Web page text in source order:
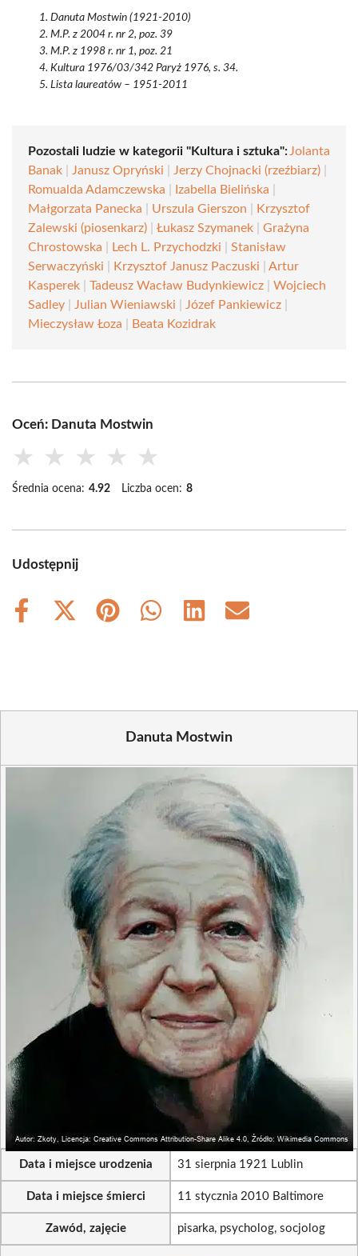
Danuta Mostwin (1921-2010)
M.P. z 2004 r. nr 2, poz. 39
M.P. z 1998 r. nr 1, poz. 21
Kultura 1976/03/342 Paryż 1976, s. 34.
Lista laureatów – 1951-2011
Pozostali ludzie w kategorii "Kultura i sztuka": Jolanta
Banak
Janusz Opryński Jerzy Chojnacki (rzeźbiarz)
Romualda Adamczewska
Izabella Bielińska
Małgorzata Panecka
Urszula Gierszon
Krzysztof
Zalewski (piosenkarz)
Łukasz Szymanek
Grażyna
Chrostowska
Lech L. Przychodzki
Stanisław
Serwaczyński
Krzysztof Janusz Paczuski
Artur
Kasperek
Tadeusz Wacław Budynkiewicz
Wojciech
Sadley
Julian Wieniawski Józef Pankiewicz
Mieczysław Łoza
Beata Kozidrak
Oceń: Danuta Mostwin
★ ★ ★ ★ ★
Średnia ocena: 4.92 Liczba ocen: 8
Udostępnij
Share
Share
Share
Share
Share
Share
Danuta Mostwin
Data i miejsce urodzenia 31 sierpnia 1921 Lublin
Data i miejsce śmierci 11 stycznia 2010 Baltimore
Zawód, zajęcie pisarka, psycholog, socjolog